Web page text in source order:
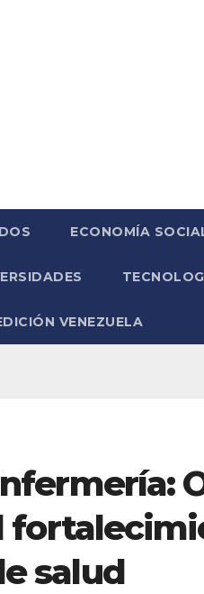
ECONOMÍA
VENEZUELA
salud